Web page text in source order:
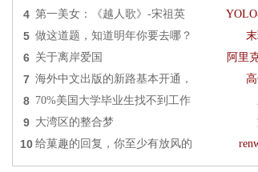
4 第一美女：《越人歌》-宋祖英
5 做这道题，知道明年你要去哪？
6 关于离岸爱国 阿里
7 海外中文出版的新路基本开通，
8 70%美国大学毕业生找不到工作
9 大湾区的整合梦
10 给菓趣的回复，你至少有放风的